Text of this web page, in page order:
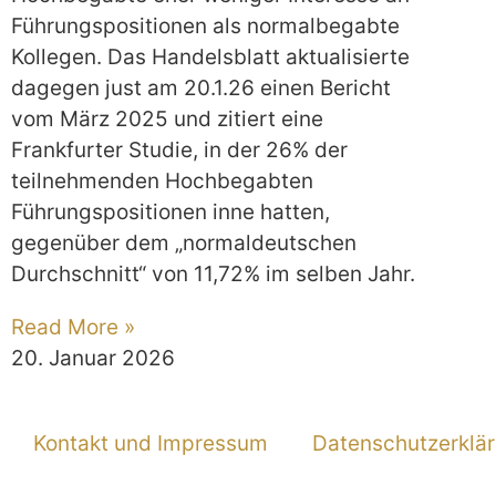
Führungspositionen als normalbegabte
Kollegen. Das Handelsblatt aktualisierte
dagegen just am 20.1.26 einen Bericht
vom März 2025 und zitiert eine
Frankfurter Studie, in der 26% der
teilnehmenden Hochbegabten
Führungspositionen inne hatten,
gegenüber dem „normaldeutschen
Durchschnitt“ von 11,72% im selben Jahr.
Read More »
20. Januar 2026
Kontakt und Impressum